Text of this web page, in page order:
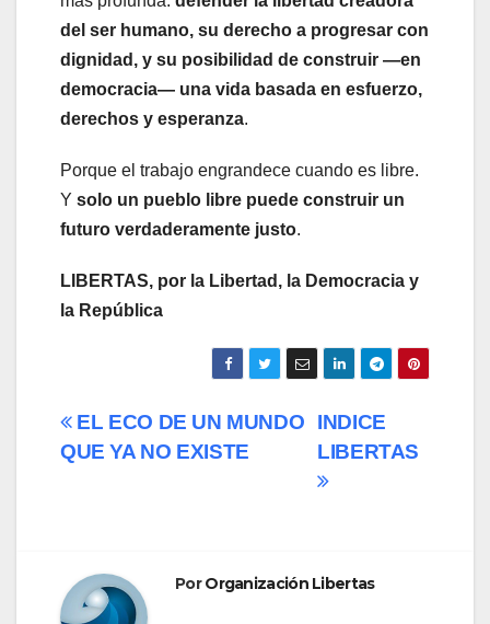
del ser humano, su derecho a progresar con
dignidad, y su posibilidad de construir —en
democracia— una vida basada en esfuerzo,
derechos y esperanza.
Porque el trabajo engrandece cuando es libre.
Y solo un pueblo libre puede construir un
futuro verdaderamente justo.
LIBERTAS, por la Libertad, la Democracia y
la República
Navegación
de
INDICE
LIBERTAS
EL ECO DE UN MUNDO
QUE YA NO EXISTE
PorOrganización Libertas